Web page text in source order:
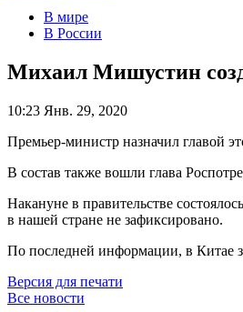
В мире
В России
Михаил Мишустин
10:23 Янв. 29, 2020
Премьер-министр назначил главой
В состав также вошли глава
Накануне в правительстве
в нашей стране не зафиксировано.
По последней информации, в Китае
Версия для печати
Все новости